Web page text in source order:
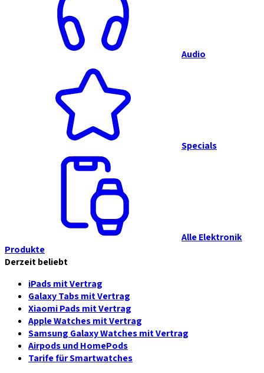
Audio
Specials
Alle Elektronik
Produkte
Derzeit beliebt
iPads mit Vertrag
Galaxy Tabs mit Vertrag
Xiaomi Pads mit Vertrag
Apple Watches mit Vertrag
Samsung Galaxy Watches mit Vertrag
Airpods und HomePods
Tarife für Smartwatches